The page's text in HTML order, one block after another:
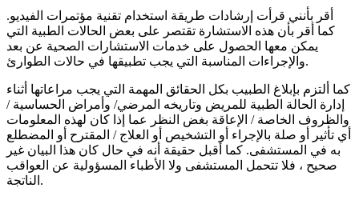
أقر بأنني قرأت إرشادات طريقة استخدام تقنية مؤتمرات الفيديو.
كما أقر بأن هذه الاستشارة تقتصر على بعض الحالات الطبية التي
يمكن معها الحصول على خدمات الاستشارات الصحية عن بعد
والإجراءات المناسبة التي يجب تطبيقها في حالات الطوارئ.
كما ألتزم بإبلاغ الطبيب بكل الحقائق المهمة التي يجب مراعاتها أثناء
إدارة الحالة الطبية للمريض وتاريخه المرضي/ وأمراض الحساسية /
والظروف الخاصة / الإعاقة بغض النظر عما إذا كان لهذه المعلومات
أي تأثير أو صلة بالإجراء أو التشخيص أو العلاج / المقترح أو المضطلع
به في المستشفى. كما أقبل حقيقة أنه في حال كان هذا البيان غير
صحيح ، فلا تتحمل المستشفى ولا الأطباء المسؤولية عن العواقب
الناتجة.